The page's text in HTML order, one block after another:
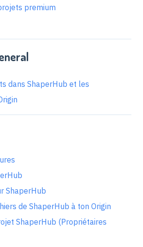
premium
dans ShaperHub et les
ShaperHub
de ShaperHub à ton Origin
ShaperHub (Propriétaires